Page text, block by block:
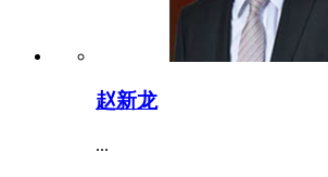
赵新龙
...